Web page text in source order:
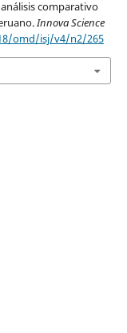
comparativo
Innova Science
omd/isj/v4/n2/265